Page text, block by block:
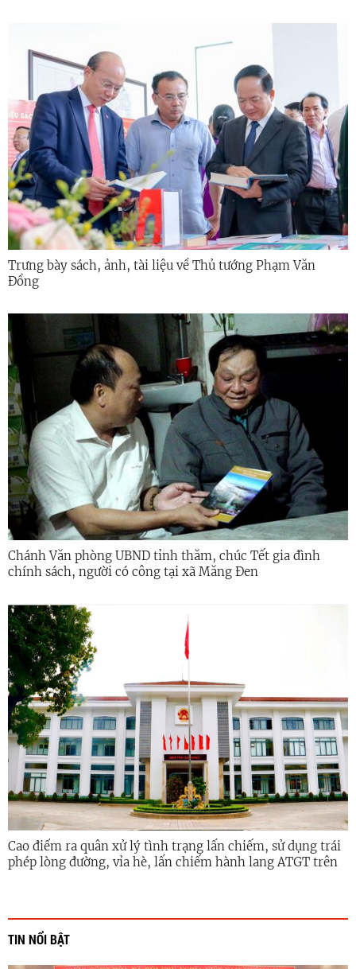
Trưng bày sách, ảnh, tài liệu về Thủ tướng Phạm Văn
Đồng
Chánh Văn phòng UBND tỉnh thăm, chúc Tết gia đình
chính sách, người có công tại xã Măng Đen
Cao điểm ra quân xử lý tình trạng lấn chiếm, sử dụng trái
phép lòng đường, vỉa hè, lấn chiếm hành lang ATGT trên
TIN NỔI BẬT